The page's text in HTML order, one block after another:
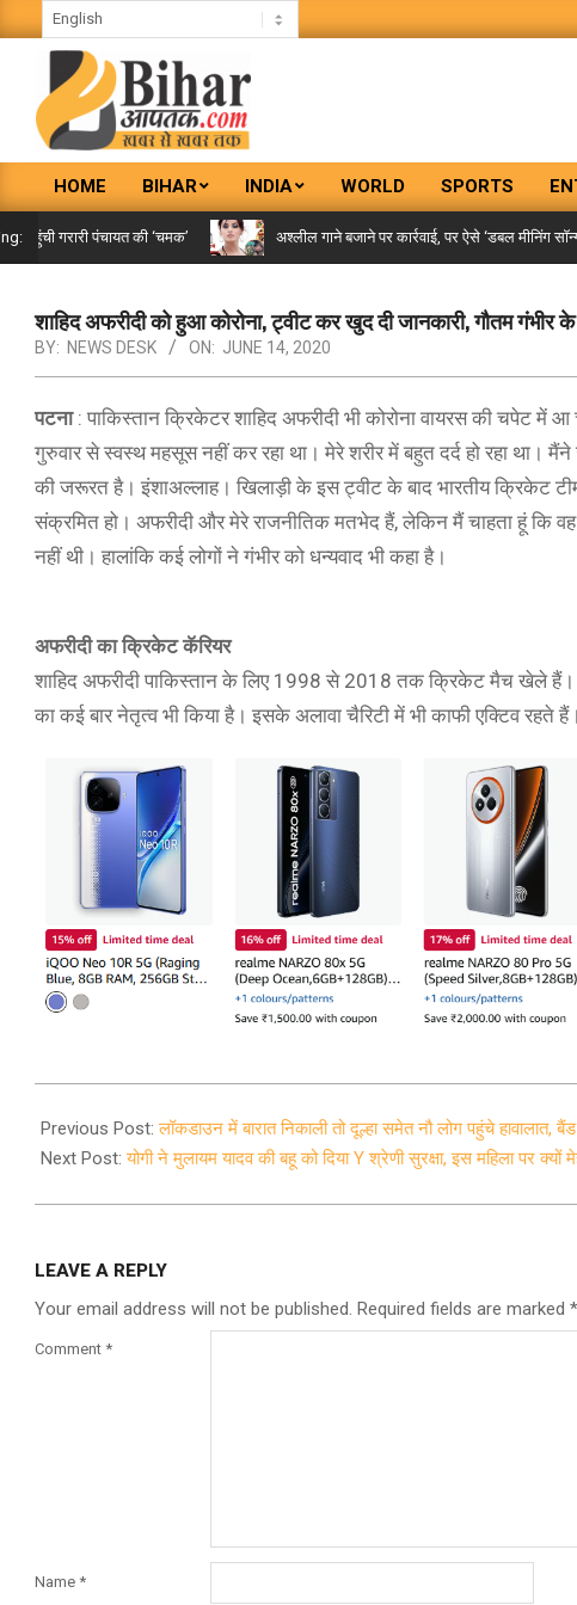
to
BIHAR
AAPTAK
Primary
Navigation
Menu
HOME BIHAR INDIA WORLD SPORTS
गरारी पंचायत की ‘चमक’ अश्लील गाने बजाने पर कार्रवाई, पर ऐसे ‘डबल मीनिंग सॉन्ग’
शाहिद अफरीदी को हुआ कोरोना, ट्वीट कर खुद दी जानकारी, गौतम गंभीर के
BY: NEWS DESK ON: JUNE 14, 2020
पटना: पाकिस्तान क्रिकेटर शाहिद अफरीदी भी कोरोना वायरस की चपेट
गुरुवार से स्वस्थ महसूस नहीं कर रहा था। मेरे शरीर में बहुत दर्द हो रहा
की जरूरत है। इंशाअल्लाह। खिलाड़ी के इस ट्वीट के बाद भारतीय क्रिकेट
संक्रमित हो। अफरीदी और मेरे राजनीतिक मतभेद हैं, लेकिन मैं चाहता हूं कि
नहीं थी। हालांकि कई लोगों ने गंभीर को धन्यवाद भी कहा है।
अफरीदी का क्रिकेट कॅरियर
शाहिद अफरीदी पाकिस्तान के लिए 1998 से 2018 तक क्रिकेट मैच खेले
का कई बार नेतृत्व भी किया है। इसके अलावा चैरिटी में भी काफी एक्टिव रहते
06-
14
Previous Post:लॉकडाउन में बारात निकाली तो दूल्हा समेत नौ लोग पहुंचे हावालात, बैंड-
Next Post:योगी ने मुलायम यादव की बहू को दिया Y श्रेणी सुरक्षा, इस महिला पर क्यों
LEAVE A REPLY
Your email address will not be published. Required fields are marked *
Comment *
Name *